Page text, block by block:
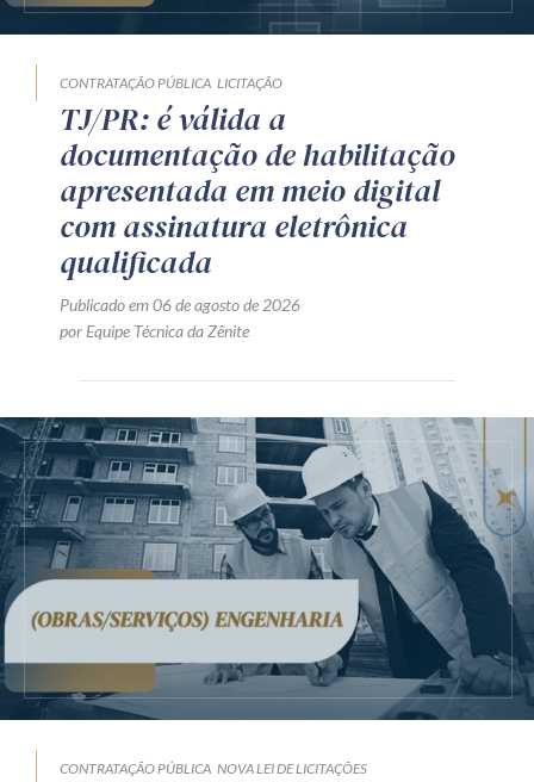
CONTRATAÇÃO PÚBLICA LICITAÇÃO
TJ/PR: é válida a
documentação de habilitação
apresentada em meio digital
com assinatura eletrônica
qualificada
Publicado em 06 de agosto de 2026
por Equipe Técnica da Zênite
CONTRATAÇÃO PÚBLICA NOVA LEI DE LICITAÇÕES